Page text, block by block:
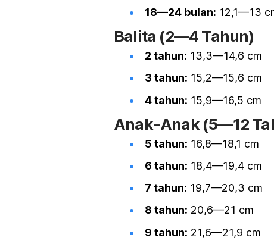
18—24 bulan: 12,1—13
Balita (2—4 Tahun)
2 tahun: 13,3—14,6 cm
3 tahun: 15,2—15,6 cm
4 tahun: 15,9—16,5 cm
Anak-Anak (5—12
5 tahun: 16,8—18,1 cm
6 tahun: 18,4—19,4 cm
7 tahun: 19,7—20,3 cm
8 tahun: 20,6—21 cm
9 tahun: 21,6—21,9 cm